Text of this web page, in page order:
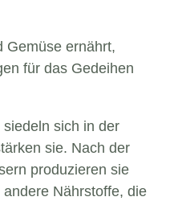
Gemüse ernährt,
für das Gedeihen
sich in der
sie. Nach der
produzieren sie
Nährstoffe, die